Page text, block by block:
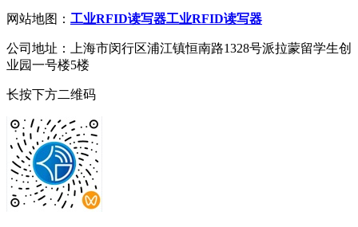
网站地图： 工业RFID读写器工业RFID读写器
公司地址：上海市闵行区浦江镇恒南路1328号派拉蒙留学生创
业园一号楼5楼
长按下方二维码